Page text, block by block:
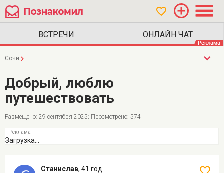
Сочи
Добрый, люблю
путешествовать
Размещено: 29 сентября 2025; Просмотрено: 574
Загрузка...
Станислав, 41 год